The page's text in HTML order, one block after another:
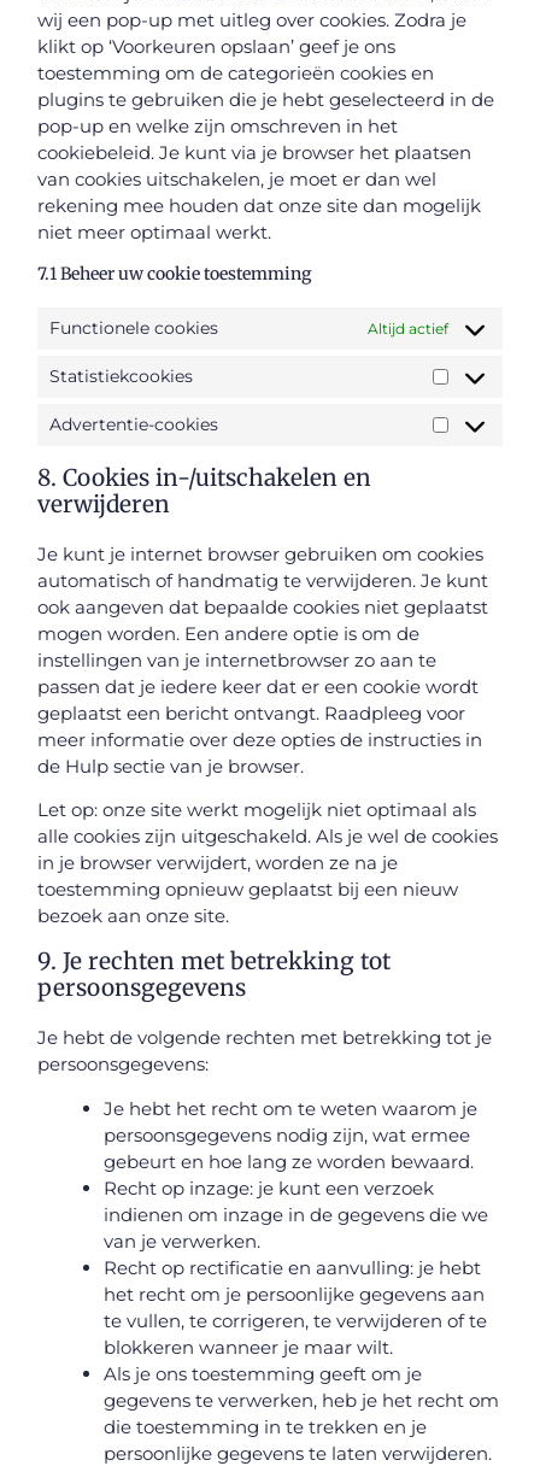
wij een pop-up met uitleg over cookies. Zodra je
klikt op ‘Voorkeuren opslaan’ geef je ons
toestemming om de categorieën cookies en
plugins te gebruiken die je hebt geselecteerd in de
pop-up en welke zijn omschreven in het
cookiebeleid. Je kunt via je browser het plaatsen
van cookies uitschakelen, je moet er dan wel
rekening mee houden dat onze site dan mogelijk
niet meer optimaal werkt.
7.1 Beheer uw cookie toestemming
Functionele cookies Altijd actief
Statistiekcookies
Advertentie-cookies
8. Cookies in-/uitschakelen en
verwijderen
Je kunt je internet browser gebruiken om cookies
automatisch of handmatig te verwijderen. Je kunt
ook aangeven dat bepaalde cookies niet geplaatst
mogen worden. Een andere optie is om de
instellingen van je internetbrowser zo aan te
passen dat je iedere keer dat er een cookie wordt
geplaatst een bericht ontvangt. Raadpleeg voor
meer informatie over deze opties de instructies in
de Hulp sectie van je browser.
Let op: onze site werkt mogelijk niet optimaal als
alle cookies zijn uitgeschakeld. Als je wel de cookies
in je browser verwijdert, worden ze na je
toestemming opnieuw geplaatst bij een nieuw
bezoek aan onze site.
9. Je rechten met betrekking tot
persoonsgegevens
Je hebt de volgende rechten met betrekking tot je
persoonsgegevens:
Je hebt het recht om te weten waarom je
persoonsgegevens nodig zijn, wat ermee
gebeurt en hoe lang ze worden bewaard.
Recht op inzage: je kunt een verzoek
indienen om inzage in de gegevens die we
van je verwerken.
Recht op rectificatie en aanvulling: je hebt
het recht om je persoonlijke gegevens aan
te vullen, te corrigeren, te verwijderen of te
blokkeren wanneer je maar wilt.
Als je ons toestemming geeft om je
gegevens te verwerken, heb je het recht om
die toestemming in te trekken en je
persoonlijke gegevens te laten verwijderen.